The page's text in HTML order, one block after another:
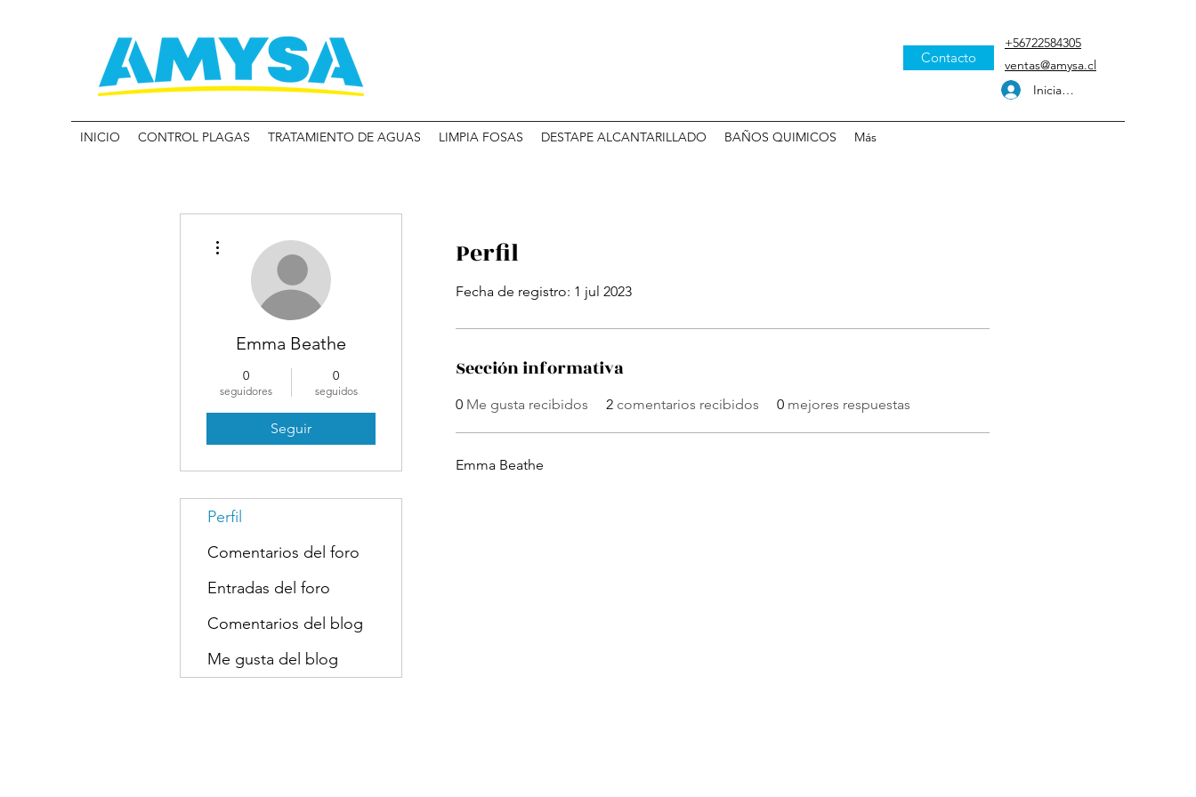
Contacto
Iniciar sesión
+56722584305
ventas@amysa.cl
INICIO CONTROL PLAGAS TRATAMIENTO DE AGUAS LIMPIA FOSAS DESTAPE ALCANTARILLADO BAÑOS QUIMICOS Más
Perfil
Fecha de registro: 1 jul 2023
Sección informativa
0 Me gusta recibidos 2 comentarios recibidos 0 mejores respuestas
Emma Beathe
Emma Beathe
0
seguidores
0
seguidos
Seguir
Perfil
Comentarios del foro
Entradas del foro
Comentarios del blog
Me gusta del blog